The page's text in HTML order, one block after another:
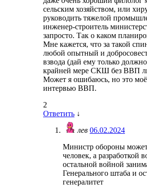
сельским хозяйством, или
руководить тяжелой
инженер-строитель
запросто. Так о каком
Мне кажется, что за такой
любой опытный и
взвода (дай ему только
крайней мере СКШ без ВВП
Может я ошибаюсь, но это
интервью ВВП.
2
Ответить ↓
лев 06.02.2024
Министр обороны
человек, а разработкой
остальной войной
Генерального штаба и
генералитет